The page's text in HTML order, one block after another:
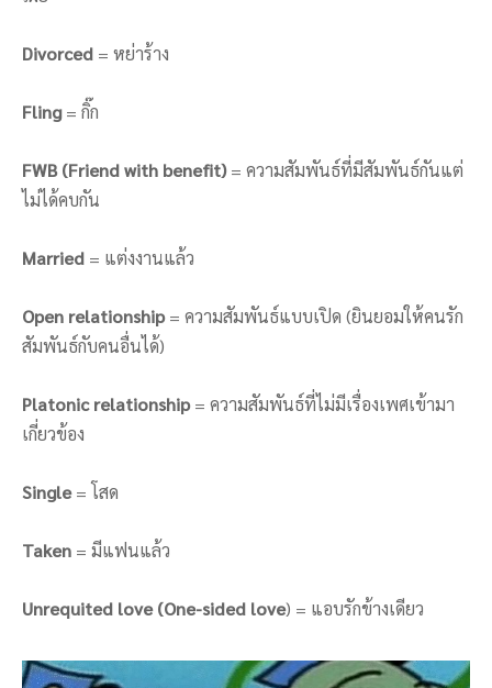
Divorced = หย่าร้าง
Fling= กิ๊ก
FWB (Friend with benefit)= ความสัมพันธ์ที่มีสัมพันธ์กันแต่
ไม่ได้คบกัน
Married = แต่งงานแล้ว
Open relationship= ความสัมพันธ์แบบเปิด (ยินยอมให้คนรัก
สัมพันธ์กับคนอื่นได้)
Platonic relationship= ความสัมพันธ์ที่ไม่มีเรื่องเพศเข้ามา
เกี่ยวข้อง
Single= โสด
Taken = มีแฟนแล้ว
Unrequited love (One-sided love) = แอบรักข้างเดียว